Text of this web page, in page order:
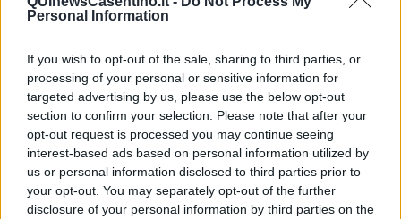
Personal Information
If you wish to opt-out of the sale, sharing to third parties, or
processing of your personal or sensitive information for
targeted advertising by us, please use the below opt-out
section to confirm your selection. Please note that after your
opt-out request is processed you may continue seeing
interest-based ads based on personal information utilized by
us or personal information disclosed to third parties prior to
your opt-out. You may separately opt-out of the further
disclosure of your personal information by third parties on the
Le mille sfumature del Parco
​Stelle del vino nel calice
Sulle vette delle Foreste la "festa delle stelle"
Il 47° anniversario dello "sbarco"
Arriva lo Star Party delle Foreste Casentinesi